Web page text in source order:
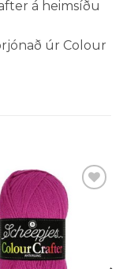
á heimsíðu
úr Colour